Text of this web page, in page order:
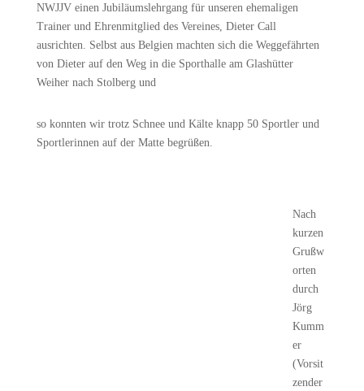
NWJJV einen Jubiläumslehrgang für unseren ehemaligen
Trainer und Ehrenmitglied des Vereines, Dieter Call
ausrichten. Selbst aus Belgien machten sich die Weggefährten
von Dieter auf den Weg in die Sporthalle am Glashütter
Weiher nach Stolberg und
so konnten wir trotz Schnee und Kälte knapp 50 Sportler und
Sportlerinnen auf der Matte begrüßen.
Nach
kurzen
Grußw
orten
durch
Jörg
Kumm
er
(Vorsit
zender